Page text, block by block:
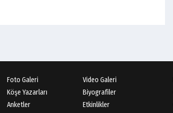
Foto Galeri
Video Galeri
Köşe Yazarları
Biyografiler
Anketler
Etkinlikler